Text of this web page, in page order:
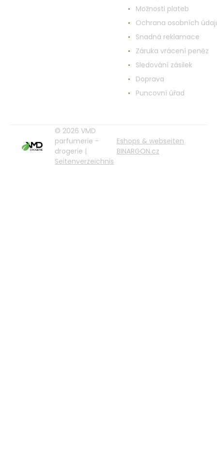
Možnosti plateb
Ochrana osobních
Snadná reklamace
Záruka vrácení peněz
Sledování zásilek
Doprava
Puncovní úřad
© 2026 VMD
parfumerie -
drogerie |
Seitenverzeichnis
Eshops & webseiten
BINARGON.cz